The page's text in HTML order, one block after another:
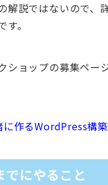
解説ではないので、
。
ショップの募集ペー
に作るWordPress構
にやること